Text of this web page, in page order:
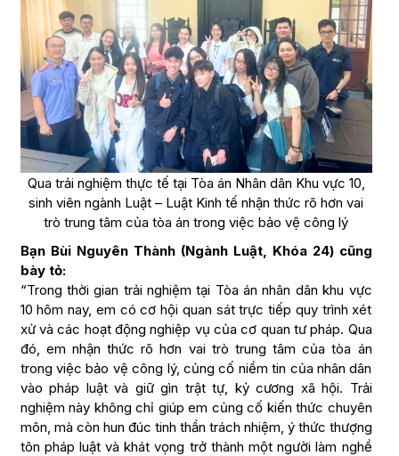
Qua trải nghiệm thực tế tại Tòa án Nhân dân Khu vực 10,
sinh viên ngành Luật – Luật Kinh tế nhận thức rõ hơn vai
trò trung tâm của tòa án trong việc bảo vệ công lý
Bạn Bùi Nguyên Thành (Ngành Luật, Khóa 24) cũng
bày tỏ:
“Trong thời gian trải nghiệm tại Tòa án nhân dân khu vực
10 hôm nay, em có cơ hội quan sát trực tiếp quy trình xét
xử và các hoạt động nghiệp vụ của cơ quan tư pháp. Qua
đó, em nhận thức rõ hơn vai trò trung tâm của tòa án
trong việc bảo vệ công lý, củng cố niềm tin của nhân dân
vào pháp luật và giữ gìn trật tự, kỷ cương xã hội. Trải
nghiệm này không chỉ giúp em củng cố kiến thức chuyên
môn, mà còn hun đúc tinh thần trách nhiệm, ý thức thượng
tôn pháp luật và khát vọng trở thành một người làm nghề